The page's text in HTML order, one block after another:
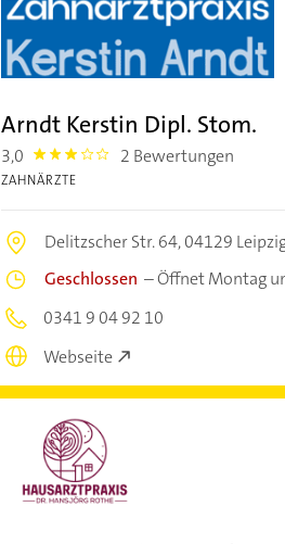
Arndt Kerstin Dipl. Stom.
3,0 3.0 2 Bewertungen
ZAHNÄRZTE
Delitzscher Str. 64,04129
Geschlossen –Öffnet Montag
0341 9 04 92 10
Webseite